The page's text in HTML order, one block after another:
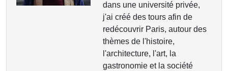
dans une université privée,
j'ai créé des tours afin de
redécouvrir Paris, autour des
thèmes de l'histoire,
l'architecture, l'art, la
gastronomie et la société